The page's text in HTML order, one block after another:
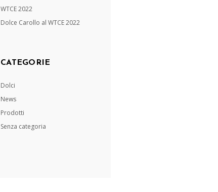
WTCE 2022
Dolce Carollo al WTCE 2022
CATEGORIE
Dolci
News
Prodotti
Senza categoria